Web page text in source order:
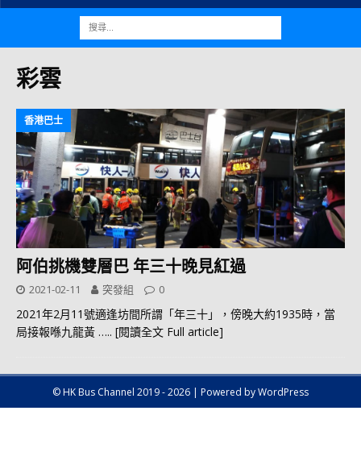
彩雲
香港巴士
阿伯挑機雙層巴 年三十晚見紅過
2021-02-11 突發組 0
2021年2月11號適逢坊間所謂「年三十」，傍晚大約1935時，當
局接報喺九龍黃 ….. [閱讀全文 Full article]
© HK Bus Channel 2019 - 2026 | Powered by WordPress